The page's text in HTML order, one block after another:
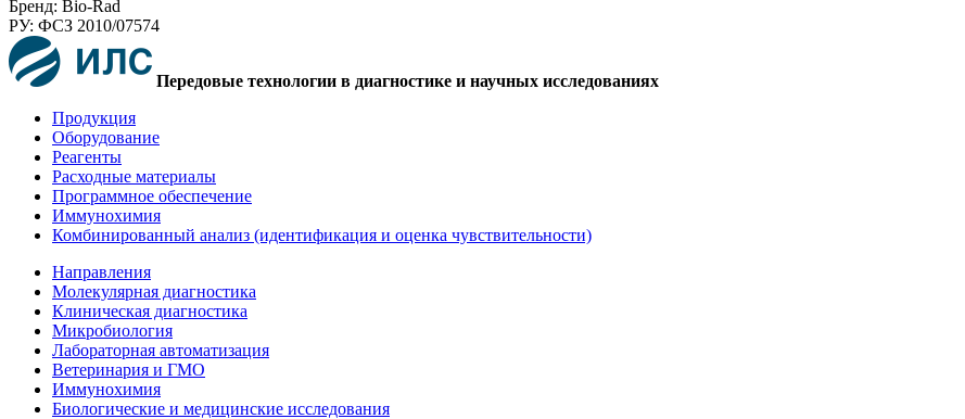
Бренд: Bio-Rad
РУ: ФСЗ 2010/07574
Передовые технологии в диагностике и научных исследованиях
Продукция
Оборудование
Реагенты
Расходные материалы
Программное обеспечение
Иммунохимия
Комбинированный анализ (идентификация и оценка чувствительности)
Направления
Молекулярная диагностика
Клиническая диагностика
Микробиология
Лабораторная автоматизация
Ветеринария и ГМО
Иммунохимия
Биологические и медицинские исследования